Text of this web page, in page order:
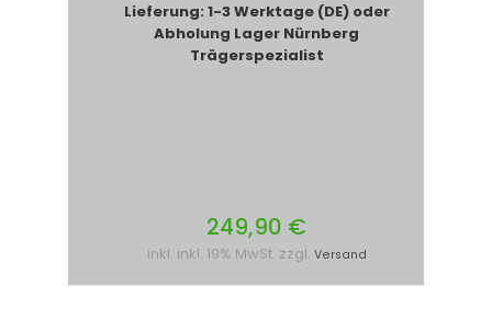
Lieferung: 1-3 Werktage (DE) oder
Abholung Lager Nürnberg
Trägerspezialist
249,90 €
inkl. inkl. 19% MwSt. zzgl. Versand